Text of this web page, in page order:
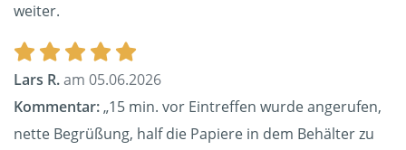
weiter.
Lars R.am 05.06.2026
Kommentar:„15 min. vor Eintreffen wurde angerufen,
nette Begrüßung, half die Papiere in dem Behälter zu